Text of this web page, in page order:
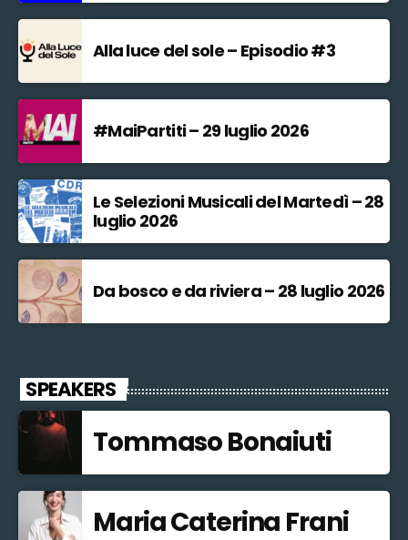
Alla luce del sole – Episodio #3
#MaiPartiti – 29 luglio 2026
Le Selezioni Musicali del Martedì – 28
luglio 2026
Da bosco e da riviera – 28 luglio 2026
SPEAKERS
Tommaso Bonaiuti
Maria Caterina Frani